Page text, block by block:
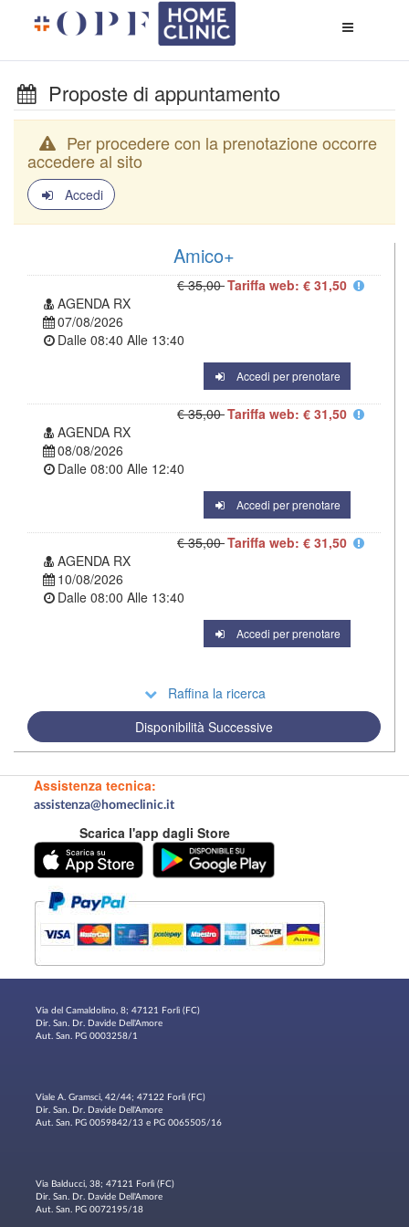
di
Proposte di appuntamento
Per procedere con la prenotazione occorre
accedere al sito
Accedi
Amico+
€ 35,00Tariffa web: € 31,50
AGENDA RX
07/08/2026
Dalle 08:40 Alle 13:40
Accedi per prenotare
€ 35,00Tariffa web: € 31,50
AGENDA RX
08/08/2026
Dalle 08:00 Alle 12:40
Accedi per prenotare
€ 35,00Tariffa web: € 31,50
AGENDA RX
10/08/2026
Dalle 08:00 Alle 13:40
Accedi per prenotare
Raffina la ricerca
Disponibilità Successive
Assistenza tecnica:
assistenza@homeclinic.it
Scarica l'app dagli Store
Via del Camaldolino, 8; 47121 Forlì (FC)
Dir. San. Dr. Davide Dell'Amore
Aut. San. PG 0003258/1
Viale A. Gramsci, 42/44; 47122 Forlì (FC)
Dir. San. Dr. Davide Dell'Amore
Aut. San. PG 0059842/13 e PG 0065505/16
Via Balducci, 38; 47121 Forlì (FC)
Dir. San. Dr. Davide Dell'Amore
Aut. San. PG 0072195/18